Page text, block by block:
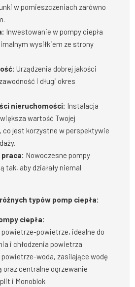
w pomieszczeniach zarówno
Inwestowanie w pompy ciepła
wysiłkiem ze strony
Urządzenia dobrej jakości
i długi okres
nieruchomości: Instalacja
wartość Twojej
co jest korzystne w perspektywie
Nowoczesne pompy
tak, aby działały niemal
typów pomp ciepła:
ciepła:
powietrze, idealne do
i chłodzenia powietrza
woda, zasilające wodę
oraz centralne ogrzewanie
i Monoblok